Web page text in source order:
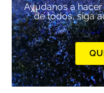
Ayúdanos a
de todos, siga